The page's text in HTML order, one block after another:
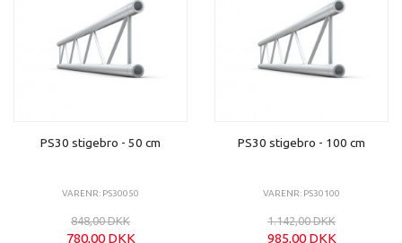
PS30 stigebro - 50 cm
VARENR: PS30050
848,00 DKK
780,00 DKK
PS30 stigebro - 100 cm
VARENR: PS30100
1.142,00 DKK
985,00 DKK